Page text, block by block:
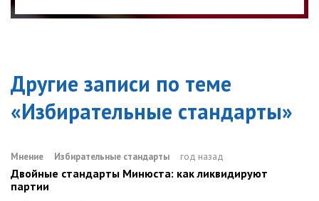
Другие записи по теме
«Избирательные стандарты»
Мнение Избирательные стандарты год назад
Двойные стандарты Минюста: как ликвидируют
партии